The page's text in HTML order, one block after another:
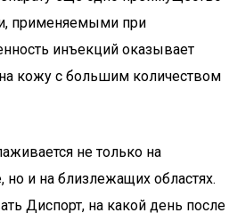
применяемыми при
инъекций оказывает
кожу с большим количеством
не только на
и на близлежащих областях.
Диспорт, на какой день после